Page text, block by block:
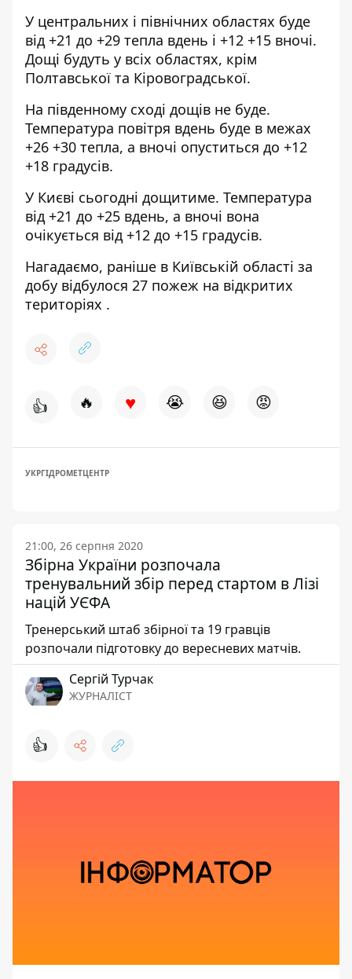
У центральних і північних областях буде
від +21 до +29 тепла вдень і +12 +15 вночі.
Дощі будуть у всіх областях, крім
Полтавської та Кіровоградської.
На південному сході дощів не буде.
Температура повітря вдень буде в межах
+26 +30 тепла, а вночі опуститься до +12
+18 градусів.
У Києві сьогодні дощитиме. Температура
від +21 до +25 вдень, а вночі вона
очікується від +12 до +15 градусів.
Нагадаємо, раніше в Київській області за
добу відбулося 27 пожеж на відкритих
територіях .
👍 🔥 ♥ 😭 😆 😡
УКРГІДРОМЕТЦЕНТР
21:00, 26 серпня 2020
Збірна України розпочала
тренувальний збір перед стартом в Лізі
націй УЄФА
Тренерський штаб збірної та 19 гравців
розпочали підготовку до вересневих матчів.
Сергій Турчак
ЖУРНАЛІСТ
👍